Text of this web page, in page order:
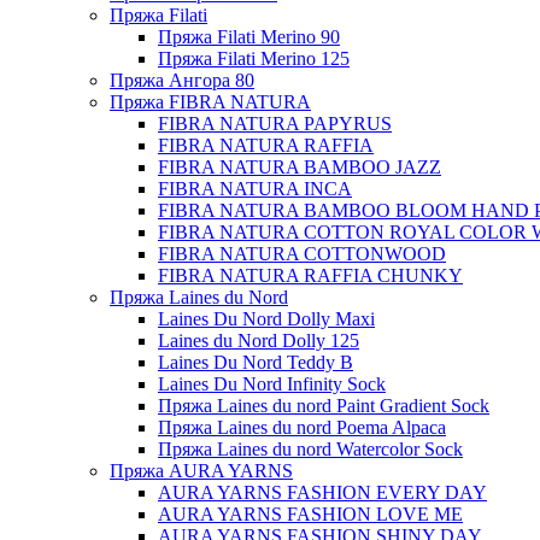
Пряжа Filati
Пряжа Filati Merino 90
Пряжа Filati Merino 125
Пряжа Ангора 80
Пряжа FIBRA NATURA
FIBRA NATURA PAPYRUS
FIBRA NATURA RAFFIA
FIBRA NATURA BAMBOO JAZZ
FIBRA NATURA INCA
FIBRA NATURA BAMBOO BLOOM HAND
FIBRA NATURA COTTON ROYAL COLOR
FIBRA NATURA COTTONWOOD
FIBRA NATURA RAFFIA CHUNKY
Пряжа Laines du Nord
Laines Du Nord Dolly Maxi
Laines du Nord Dolly 125
Laines Du Nord Teddy B
Laines Du Nord Infinity Sock
Пряжа Laines du nord Paint Gradient Sock
Пряжа Laines du nord Poema Alpaca
Пряжа Laines du nord Watercolor Sock
Пряжа AURA YARNS
AURA YARNS FASHION EVERY DAY
AURA YARNS FASHION LOVE ME
AURA YARNS FASHION SHINY DAY